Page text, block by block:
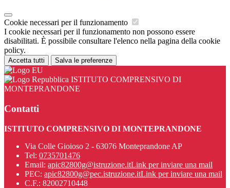
Cookie necessari per il funzionamento
I cookie necessari per il funzionamento non possono essere
disabilitati. È possibile consultare l'elenco nella pagina della cookie
policy.
Accetta tutti Salva le preferenze
ISTITUTO COMPRENSIVO DI
MONTEPRANDONE
Contatti
ISTITUTO COMPRENSIVO DI MONTEPRANDONE
Via Colle Gioioso 2 - 63076 Monteprandone AP
Tel: 0735701476
Email: apic82800g@istruzione.itLink per inviare una mail
PEC: apic82800g@pec.istruzione.itLink per inviare una mail
C.F.: 82002710448